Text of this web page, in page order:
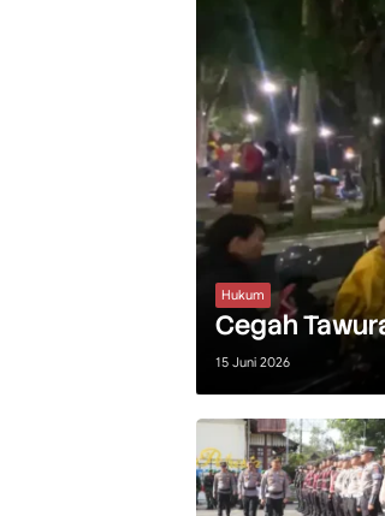
Hukum
Cegah
15 Juni 2026